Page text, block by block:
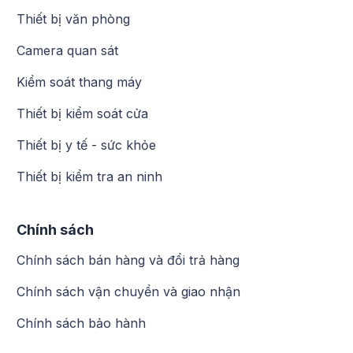
Thông số kỹ thuật
– Suprema Biolite N2 phân thành ba phiên bản tương
+ BLN2-ODB:RF 125kHz EM & 13.56MHz Mifare,
Mifare Plus, DESFire/EV1, FeliCa
SE/SR/Seos
+ BLN2-PAB: thẻ RF 125kHz EM, HID Prox &
13.56Mhz Mifare, Mifare Plus, DESFire/EV1, FeliCa,
iCLASS SE/SR/Seos
+ 10 000 vân tay
Thiết bị văn phòng
Camera quan sát
Kiểm soát thang máy
Thiết bị kiểm soát cửa
Thiết bị y tế - sức khỏe
Thiết bị kiểm tra an ninh
Chính sách
Chính sách bán hàng và đổi trả hàng
Chính sách vận chuyển và giao nhận
Chính sách bảo hành